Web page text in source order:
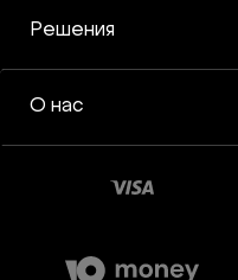
Решения
О нас